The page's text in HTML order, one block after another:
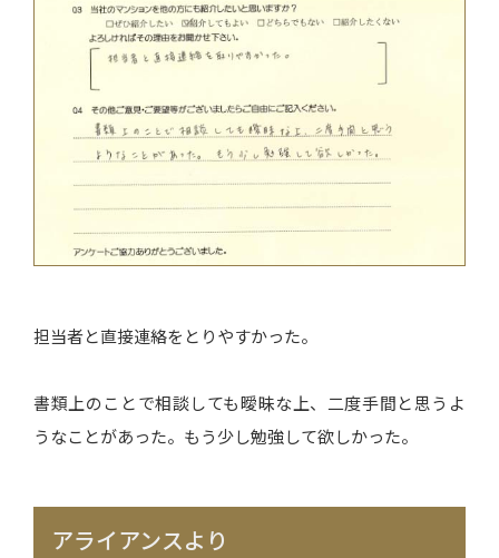
担当者と直接連絡をとりやすかった。
書類上のことで相談しても曖昧な上、二度手間と思うよ
うなことがあった。もう少し勉強して欲しかった。
アライアンスより